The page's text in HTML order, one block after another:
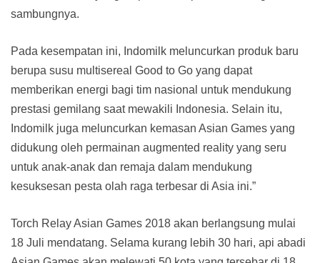
sambungnya.
Pada kesempatan ini, Indomilk meluncurkan produk baru
berupa susu multisereal Good to Go yang dapat
memberikan energi bagi tim nasional untuk mendukung
prestasi gemilang saat mewakili Indonesia. Selain itu,
Indomilk juga meluncurkan kemasan Asian Games yang
didukung oleh permainan augmented reality yang seru
untuk anak-anak dan remaja dalam mendukung
kesuksesan pesta olah raga terbesar di Asia ini.”
Torch Relay Asian Games 2018 akan berlangsung mulai
18 Juli mendatang. Selama kurang lebih 30 hari, api abadi